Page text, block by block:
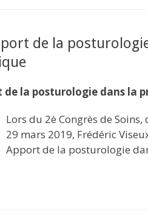
de la
de la posturologie dans la
Lors du 2è Congrès de
29 mars 2019, Frédéric
Apport de la posturologie